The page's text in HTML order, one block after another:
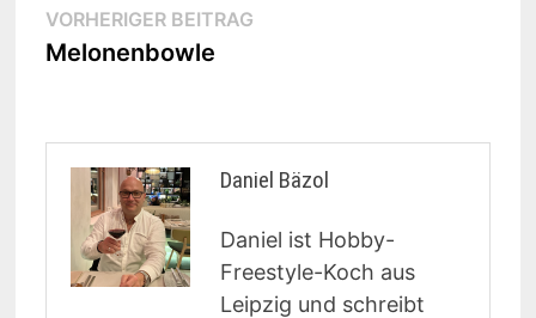
Beitragsnavigation
VORHERIGER BEITRAGVorheriger
Melonenbowle
Daniel Bäzol
Daniel ist Hobby-
Freestyle-Koch aus
Leipzig und schreibt